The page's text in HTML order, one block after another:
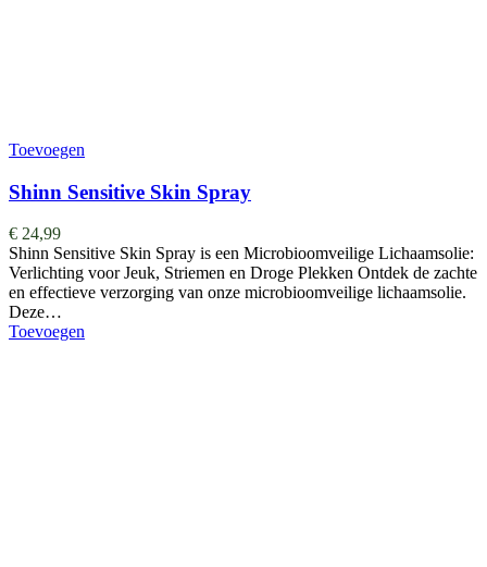
Toevoegen
Shinn Sensitive Skin Spray
€ 24,99
Shinn Sensitive Skin Spray is een Microbioomveilige Lichaamsolie:
Verlichting voor Jeuk, Striemen en Droge Plekken Ontdek de zachte
en effectieve verzorging van onze microbioomveilige lichaamsolie.
Deze…
Toevoegen